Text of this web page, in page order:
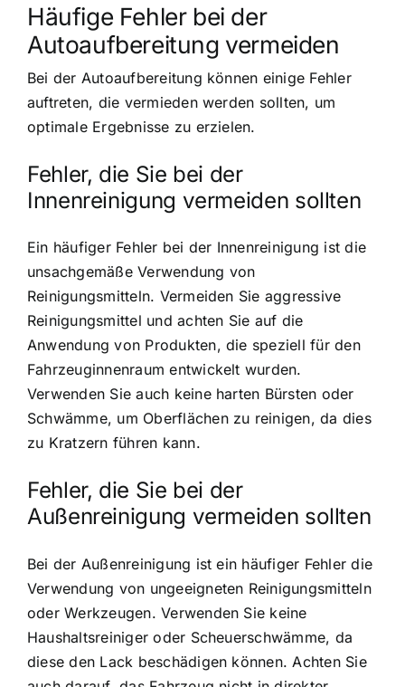
Häufige Fehler bei der
Autoaufbereitung vermeiden
Bei der Autoaufbereitung können einige Fehler
auftreten, die vermieden werden sollten, um
optimale Ergebnisse zu erzielen.
Fehler, die Sie bei der
Innenreinigung vermeiden sollten
Ein häufiger Fehler bei der Innenreinigung ist die
unsachgemäße Verwendung von
Reinigungsmitteln. Vermeiden Sie aggressive
Reinigungsmittel und achten Sie auf die
Anwendung von Produkten, die speziell für den
Fahrzeuginnenraum entwickelt wurden.
Verwenden Sie auch keine harten Bürsten oder
Schwämme, um Oberflächen zu reinigen, da dies
zu Kratzern führen kann.
Fehler, die Sie bei der
Außenreinigung vermeiden sollten
Bei der Außenreinigung ist ein häufiger Fehler die
Verwendung von ungeeigneten Reinigungsmitteln
oder Werkzeugen. Verwenden Sie keine
Haushaltsreiniger oder Scheuerschwämme, da
diese den Lack beschädigen können. Achten Sie